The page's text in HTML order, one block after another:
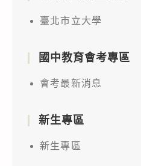
臺北市立大學
國中教育會考專區
會考最新消息
新生專區
新生專區